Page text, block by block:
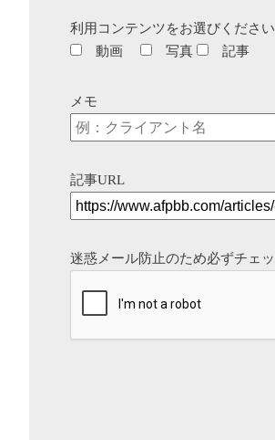
利用コンテンツをお選びください
動画
写真 記事
メモ
記事URL
迷惑メール防止のため必ずチェ